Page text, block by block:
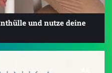
und nutze deine